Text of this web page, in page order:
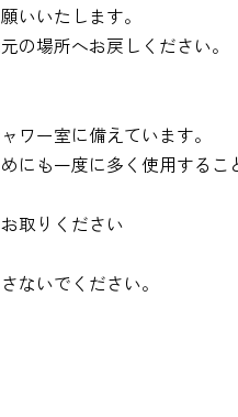
いいたします。
の場所へお戻しください。
ワー室に備えています。
にも一度に多く使用するこ
取りください
ないでください。